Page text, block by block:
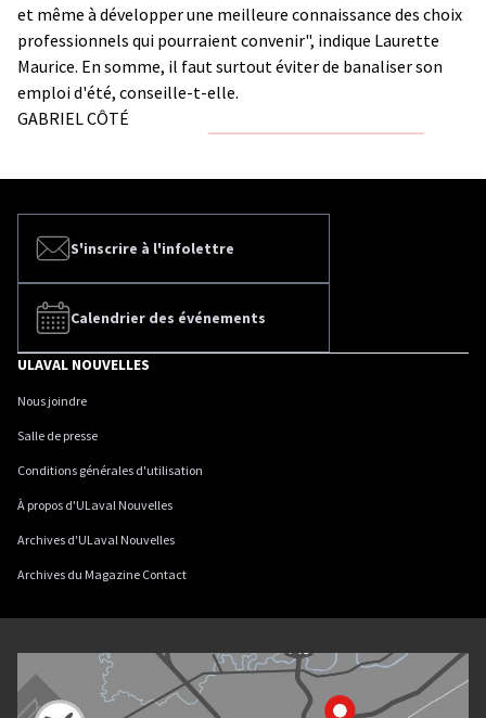
et même à développer une meilleure connaissance des choix
professionnels qui pourraient convenir", indique Laurette
Maurice. En somme, il faut surtout éviter de banaliser son
emploi d'été, conseille-t-elle.
GABRIEL CÔTÉ
S'inscrire à l'infolettre
Calendrier des événements
ULAVAL NOUVELLES
Nous joindre
Salle de presse
Conditions générales d'utilisation
À propos d'ULaval Nouvelles
Archives d'ULaval Nouvelles
Archives du Magazine Contact